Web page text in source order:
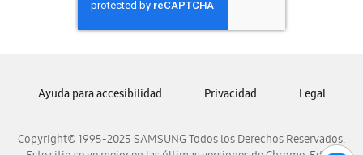
Samsung Nicaragua
Samsung Panamá
Samsung Venezuela
Copyright© 1995-2025 SAMSUNG Todos los Derechos Reservados.
Ayuda para accesibilidad Privacidad Legal